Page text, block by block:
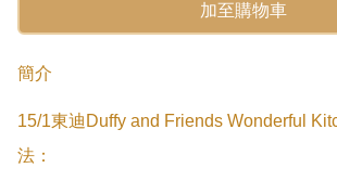
加至購物車
簡介
15/1東迪Duffy and Friends Wonderful
法：